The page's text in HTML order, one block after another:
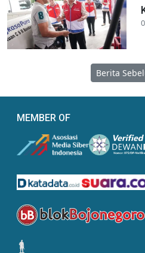
Berita
MEMBER OF